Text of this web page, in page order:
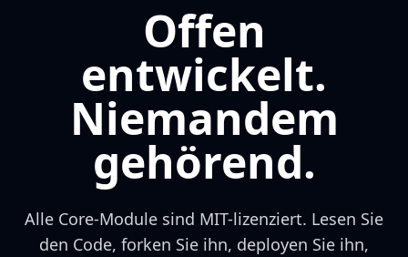
Offen
entwickelt.
Niemandem
gehörend.
Alle Core-Module sind MIT-lizenziert. Lesen Sie
den Code, forken Sie ihn, deployen Sie ihn,